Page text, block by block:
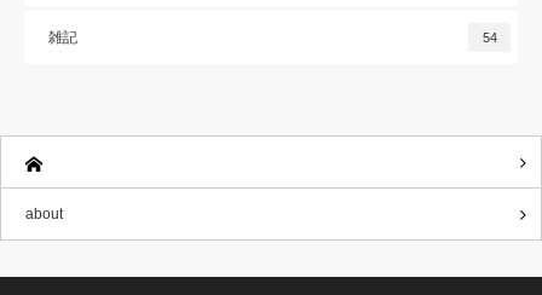
雑記 54
about